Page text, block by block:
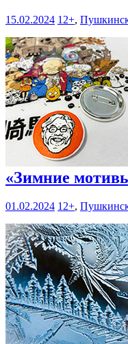
15.02.2024 12+,
«Зимние
01.02.2024 12+,